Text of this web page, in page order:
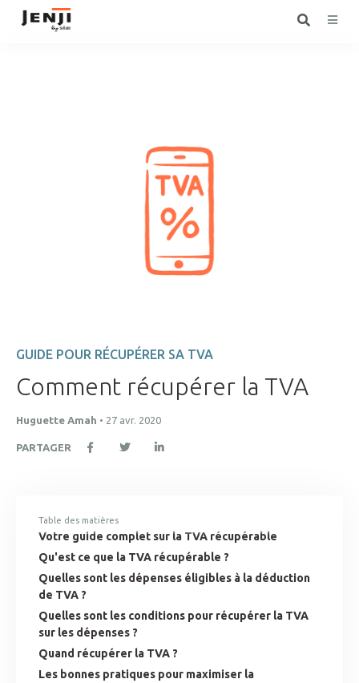
GUIDE POUR RÉCUPÉRER SA TVA
Comment récupérer la TVA
Huguette Amah • 27 avr. 2020
PARTAGER
Table des matières
Votre guide complet sur la TVA récupérable
Qu'est ce que la TVA récupérable ?
Quelles sont les dépenses éligibles à la déduction
de TVA ?
Quelles sont les conditions pour récupérer la TVA
sur les dépenses ?
Quand récupérer la TVA ?
Les bonnes pratiques pour maximiser la